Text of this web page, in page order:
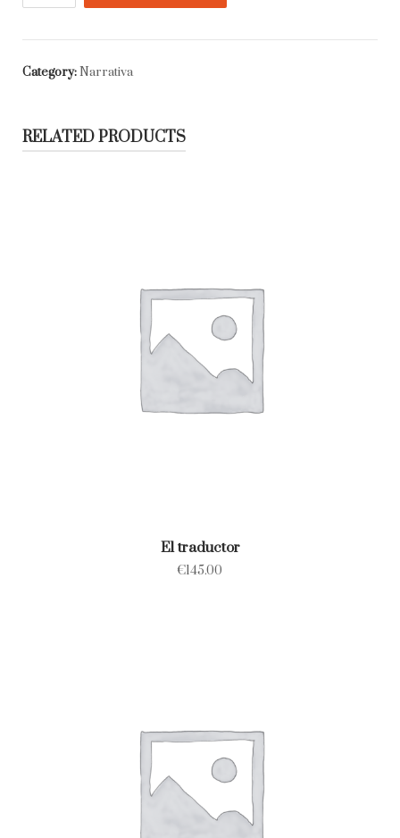
en
Macondo
quantity
Category:Narrativa
RELATED PRODUCTS
El traductor
€145.00